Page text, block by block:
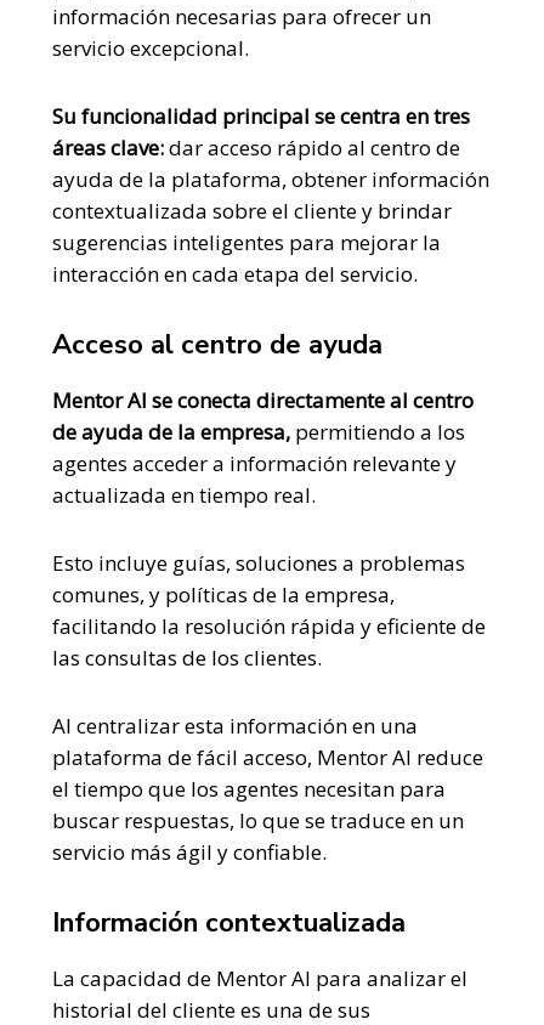
información necesarias para ofrecer un
servicio excepcional.
Su funcionalidad principal se centra en tres
áreas clave:dar acceso rápido al centro de
ayuda de la plataforma, obtener información
contextualizada sobre el cliente y brindar
sugerencias inteligentes para mejorar la
interacción en cada etapa del servicio.
Acceso al centro de ayuda
Mentor AI se conecta directamente al centro
de ayuda de la empresa, permitiendo a los
agentes acceder a información relevante y
actualizada en tiempo real.
Esto incluye guías, soluciones a problemas
comunes, y políticas de la empresa,
facilitando la resolución rápida y eficiente de
las consultas de los clientes.
Al centralizar esta información en una
plataforma de fácil acceso, Mentor AI reduce
el tiempo que los agentes necesitan para
buscar respuestas, lo que se traduce en un
servicio más ágil y confiable.
Información contextualizada
La capacidad de Mentor AI para analizar el
historial del cliente es una de sus